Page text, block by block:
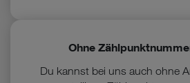
Ohne
Du kannst bei uns auch ohne